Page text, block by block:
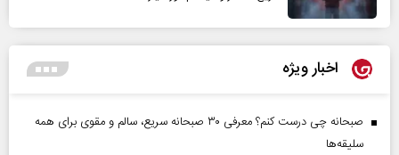
اخبار ویژه
صبحانه چی درست کنم؟ معرفی ۳۰ صبحانه سریع، سالم و مقوی برای همه
سلیقه‌ها